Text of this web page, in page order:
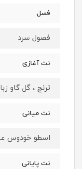
فصل
فصول سرد
نت آغازی
ترنج ، گل گاو
نت میانی
اسطو خودوس
نت پایانی